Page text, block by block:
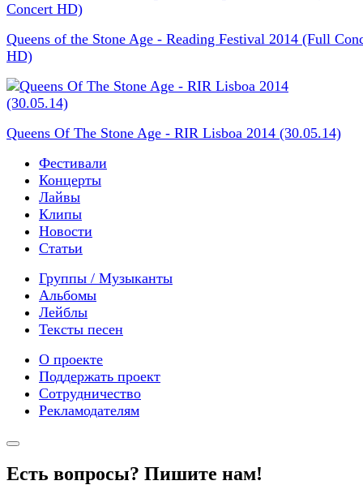
Queens of the Stone Age - Reading Festival 2014 (Full
HD)
Queens Of The Stone Age - RIR Lisboa 2014 (30.05.14)
Фестивали
Концерты
Лайвы
Клипы
Новости
Статьи
Группы / Музыканты
Альбомы
Лейблы
Тексты песен
О проекте
Поддержать проект
Сотрудничество
Рекламодателям
Есть вопросы? Пишите нам!